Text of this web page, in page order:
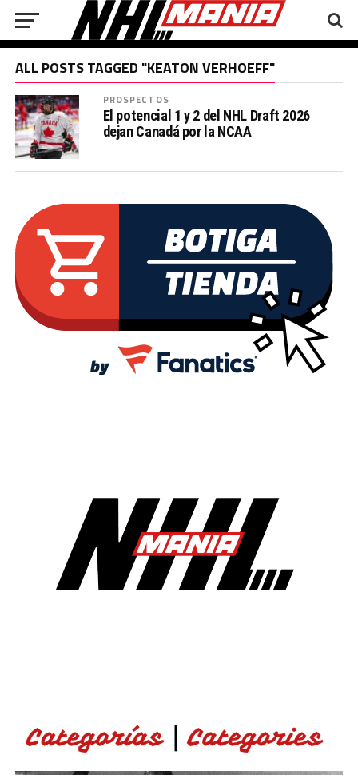
ALL POSTS TAGGED "KEATON VERHOEFF"
PROSPECTOS
El potencial 1 y 2 del NHL Draft 2026
dejan Canadá por la NCAA